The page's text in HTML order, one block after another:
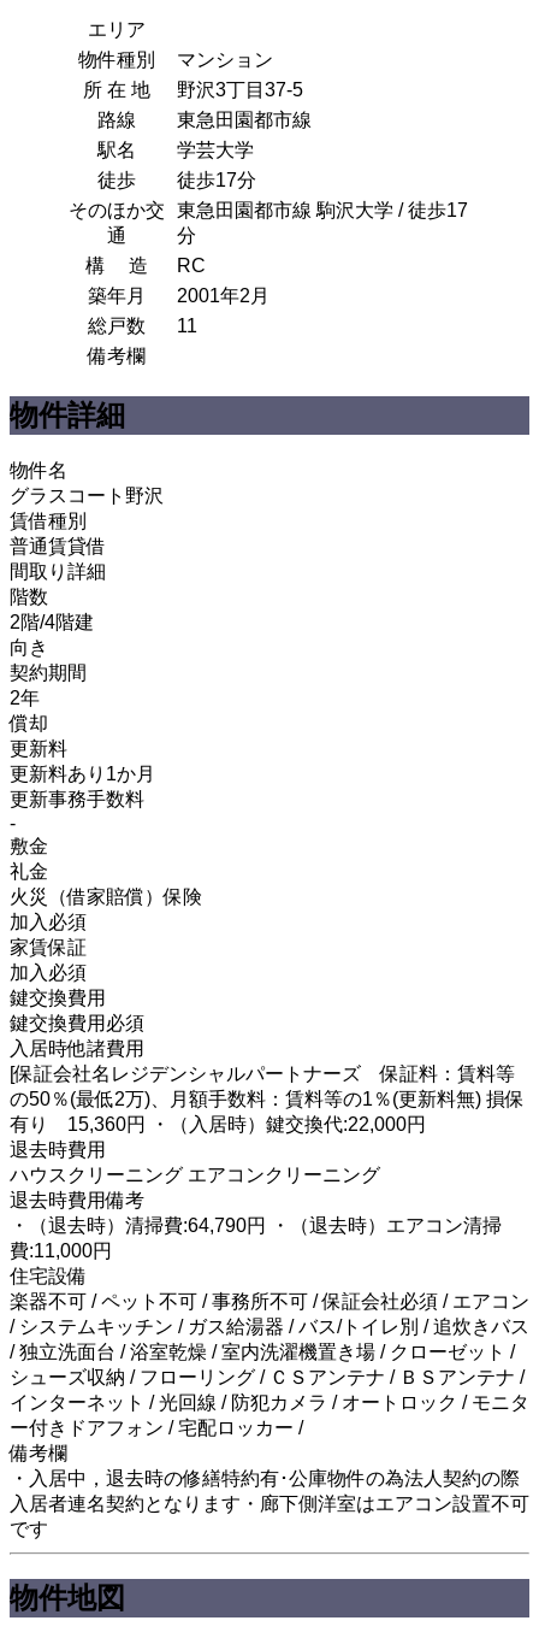
エリア
物件種別
マンション
所 在 地
野沢3丁目37-5
路線
東急田園都市線
駅名
学芸大学
徒歩
徒歩17分
そのほか交
通
東急田園都市線 駒沢大学 / 徒歩17
分
構 造
RC
築年月
2001年2月
総戸数
11
備考欄
物件詳細
物件名
グラスコート野沢
賃借種別
普通賃貸借
間取り詳細
階数
2階/4階建
向き
契約期間
2年
償却
更新料
更新料あり1か月
更新事務手数料
-
敷金
礼金
火災（借家賠償）保険
加入必須
家賃保証
加入必須
鍵交換費用
鍵交換費用必須
入居時他諸費用
[保証会社名レジデンシャルパートナーズ 保証料：賃料等
の50％(最低2万)、月額手数料：賃料等の1％(更新料無) 損保
有り 15,360円 ・（入居時）鍵交換代:22,000円
退去時費用
ハウスクリーニング エアコンクリーニング
退去時費用備考
・（退去時）清掃費:64,790円 ・（退去時）エアコン清掃
費:11,000円
住宅設備
楽器不可 / ペット不可 / 事務所不可 / 保証会社必須 / エアコン
/ システムキッチン / ガス給湯器 / バス/トイレ別 / 追炊きバス
/ 独立洗面台 / 浴室乾燥 / 室内洗濯機置き場 / クローゼット /
シューズ収納 / フローリング / ＣＳアンテナ / ＢＳアンテナ /
インターネット / 光回線 / 防犯カメラ / オートロック / モニタ
ー付きドアフォン / 宅配ロッカー /
備考欄
・入居中，退去時の修繕特約有･公庫物件の為法人契約の際
入居者連名契約となります・廊下側洋室はエアコン設置不可
です
物件地図